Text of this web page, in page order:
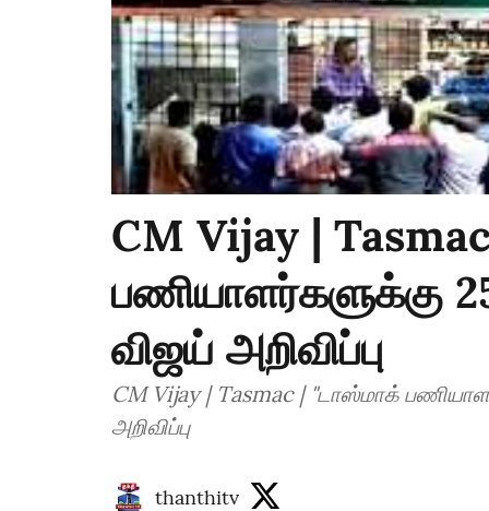
CM Vijay |
பணியாளர்களுக்கு
விஜய் அறிவிப்பு
CM Vijay | Tasmac | "டாஸ்மாக்
அறிவிப்பு
thanthitv